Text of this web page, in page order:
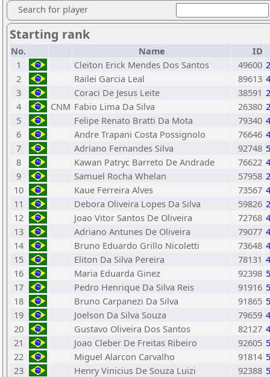
Search for player
Starting rank
No. Name
ID
1
Cleiton Erick Mendes Dos Santos 49600
2
Railei Garcia Leal 89613
3
Coraci De Jesus Leite 38591
4
CNM Fabio Lima Da Silva 26380
5
Felipe Renato Bratti Da Mota 79340
6
Andre Trapani Costa Possignolo 76646
7
Adriano Fernandes Silva 92748
8
Kawan Patryc Barreto De Andrade 76622
9
Samuel Rocha Whelan 57958
10
Kaue Ferreira Alves 73567
11
Debora Oliveira Lopes Da Silva 59826
12
Joao Vitor Santos De Oliveira 72768
13
Adriano Antunes De Oliveira 79077
14
Bruno Eduardo Grillo Nicoletti 73648
15
Eliton Da Silva Pereira 78131
16
Maria Eduarda Ginez 92398
17
Pedro Henrique Da Silva Reis 91916
18
Bruno Carpanezi Da Silva 91865
19
Joelson Da Silva Souza 79659
20
Gustavo Oliveira Dos Santos 82127
21
Joao Cleber De Freitas Ribeiro 92605
22
Miguel Alarcon Carvalho 91814
23
Henry Vinicius De Souza Luizi 92388